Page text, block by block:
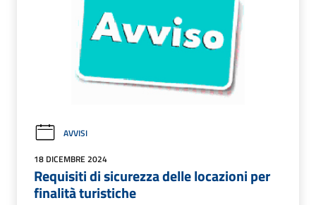
AVVISI
18 DICEMBRE 2024
Requisiti di sicurezza delle locazioni per
finalità turistiche